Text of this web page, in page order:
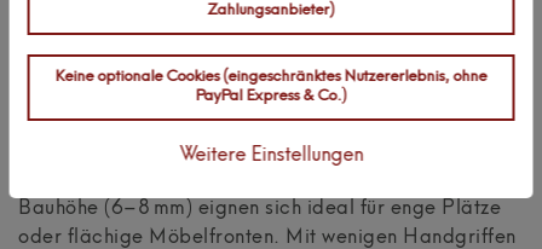
Einfache Montage & platzsparende
Installation
Die Handtuchhalter lassen sich unkompliziert
SchraubeoderClip-Halterungmontieren – flexibel
links oder rechts am Waschplatz oder Schrank
Bauhöhe (6–8 mm) eignen sich ideal für enge Plätze
oder flächige Möbelfronten. Mit wenigen Handgriffen
Zahlungsanbieter)
Keine optionale Cookies (eingeschränktes Nutzererlebnis, ohne
PayPal Express & Co.)
Weitere Einstellungen